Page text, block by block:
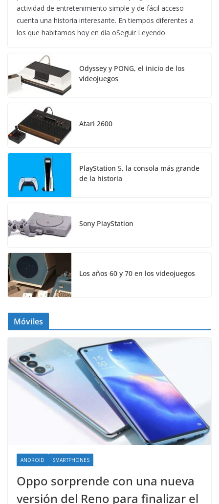
actividad de entretenimiento simple y de fácil acceso
cuenta una historia interesante. En tiempos diferentes a
los que habitamos hoy en día oSeguir Leyendo
Odyssey y PONG, el inicio de los
videojuegos
Atari 2600
PlayStation 5, la consola más grande
de la historia
Sony PlayStation
Los años 60 y 70 en los videojuegos
Móviles
ANDROID SMARTPHONES
Oppo sorprende con una nueva
versión del Reno para finalizar el